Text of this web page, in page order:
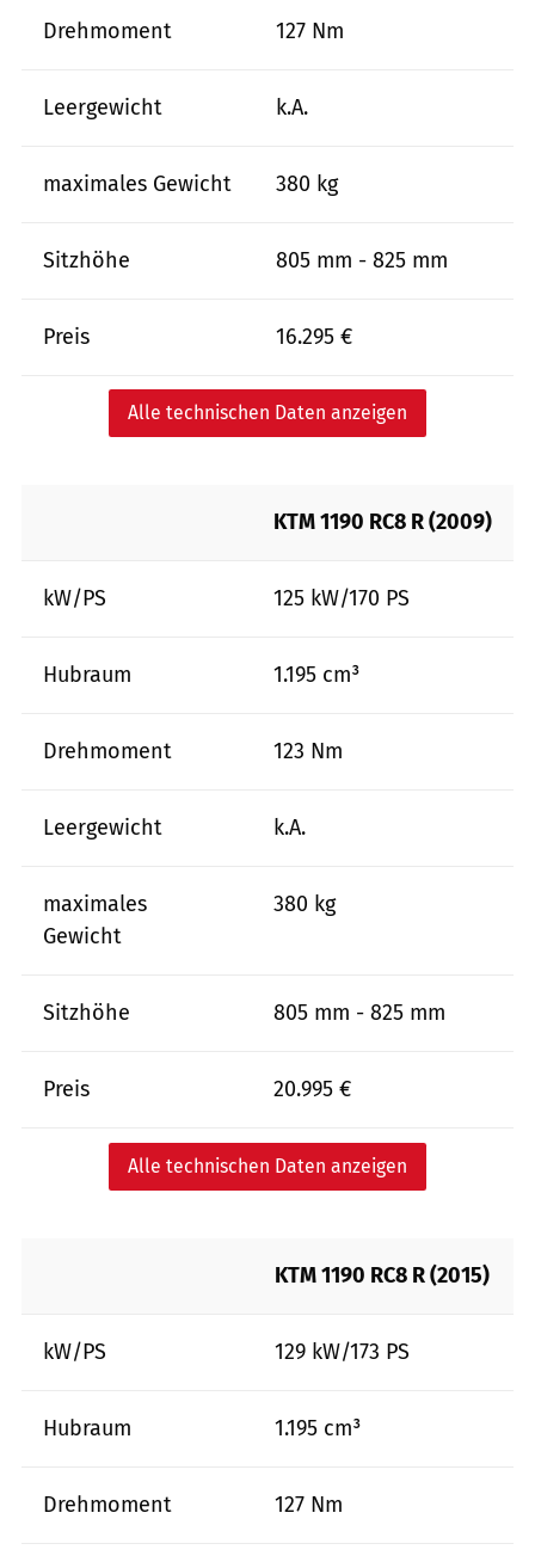
Drehmoment 127 Nm
Leergewicht k.A.
maximales Gewicht 380 kg
Sitzhöhe 805 mm - 825 mm
Preis 16.295 €
Alle technischen Daten anzeigen
KTM 1190 RC8 R (2009)
kW/PS 125 kW/170 PS
Hubraum 1.195 cm³
Drehmoment 123 Nm
Leergewicht k.A.
maximales
Gewicht
380 kg
Sitzhöhe 805 mm - 825 mm
Preis 20.995 €
Alle technischen Daten anzeigen
KTM 1190 RC8 R (2015)
kW/PS 129 kW/173 PS
Hubraum 1.195 cm³
Drehmoment 127 Nm